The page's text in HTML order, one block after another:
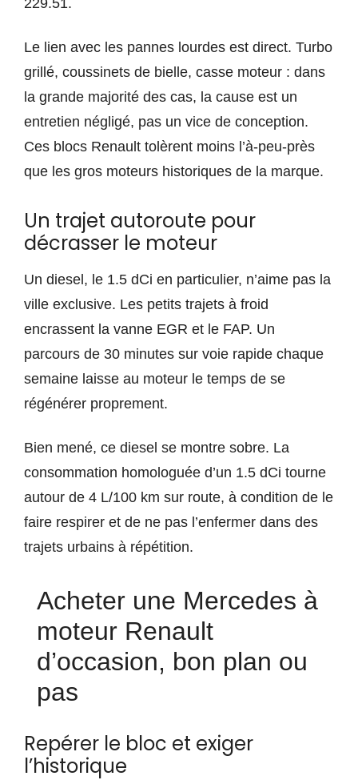
229.51.
Le lien avec les pannes lourdes est direct. Turbo
grillé, coussinets de bielle, casse moteur : dans
la grande majorité des cas, la cause est un
entretien négligé, pas un vice de conception.
Ces blocs Renault tolèrent moins l’à-peu-près
que les gros moteurs historiques de la marque.
Un trajet autoroute pour
décrasser le moteur
Un diesel, le 1.5 dCi en particulier, n’aime pas la
ville exclusive. Les petits trajets à froid
encrassent la vanne EGR et le FAP. Un
parcours de 30 minutes sur voie rapide chaque
semaine laisse au moteur le temps de se
régénérer proprement.
Bien mené, ce diesel se montre sobre. La
consommation homologuée d’un 1.5 dCi tourne
autour de 4 L/100 km sur route, à condition de le
faire respirer et de ne pas l’enfermer dans des
trajets urbains à répétition.
Acheter une Mercedes à
moteur Renault
d’occasion, bon plan ou
pas
Repérer le bloc et exiger
l’historique